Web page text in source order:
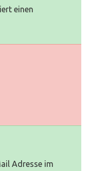
einen
Adresse im